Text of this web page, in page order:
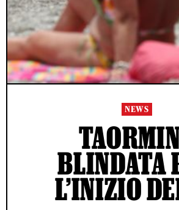
NEWS
BLINDATA
L’INIZIO